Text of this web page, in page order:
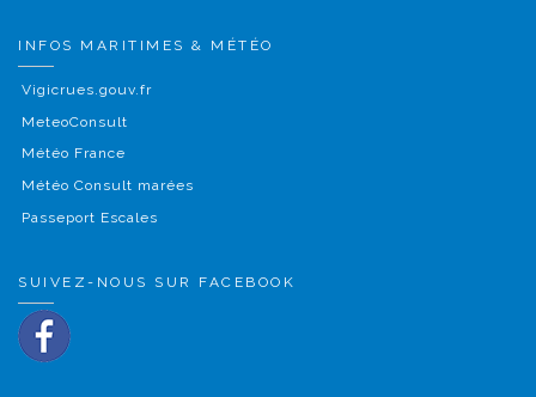
INFOS MARITIMES & MÉTÉO
Vigicrues.gouv.fr
MeteoConsult
Météo France
Météo Consult marées
Passeport Escales
SUIVEZ-NOUS SUR FACEBOOK